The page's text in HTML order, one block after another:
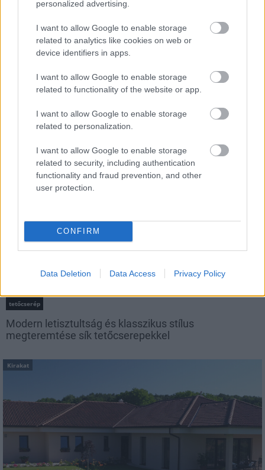
personalized advertising.
I want to allow Google to enable storage
related to analytics like cookies on web or
device identifiers in apps.
I want to allow Google to enable storage
related to functionality of the website or app.
I want to allow Google to enable storage
related to personalization.
I want to allow Google to enable storage
related to security, including authentication
functionality and fraud prevention, and other
user protection.
CONFIRM
Data Deletion Data Access Privacy Policy
tetőcserép
költségtervezésben!
tetőcserép
Modern letisztultság és klasszikus stílus
megteremtése sík tetőcserepekkel
Kirakat